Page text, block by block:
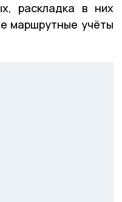
раскладка в них
маршрутные учёты